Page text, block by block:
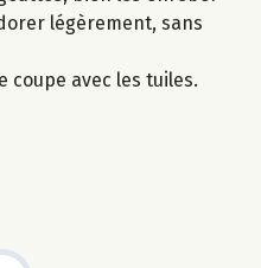
légèrement, sans
coupe avec les tuiles.